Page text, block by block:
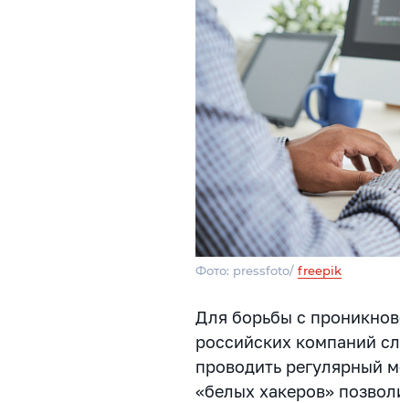
Фото: pressfoto/freepik
Для борьбы с
российских компаний
проводить регулярный
«белых хакеров»